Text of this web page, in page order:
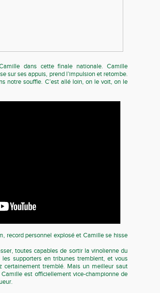
dans cette finale nationale. Camille
sur ses appuis, prend l’impulsion et retombe.
notre souffle. C’est allé loin, on le voit, on le
record personnel explosé et Camille se hisse
toutes capables de sortir la vinolienne du
les supporters en tribunes tremblent, et vous
certainement tremblé. Mais un meilleur saut
est officiellement vice-championne de